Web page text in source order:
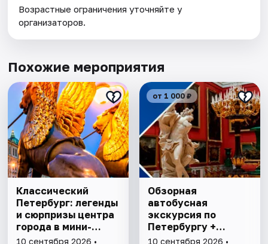
Возрастные ограничения уточняйте у
организаторов.
Похожие мероприятия
Классический
Петербург: легенды
и сюрпризы центра
города в мини-
группе
10 сентября 2026 •
от 1 000 ₽
Обзорная
автобусная
экскурсия по
Петербургу +
Эрмитаж
10 сентября 2026 •